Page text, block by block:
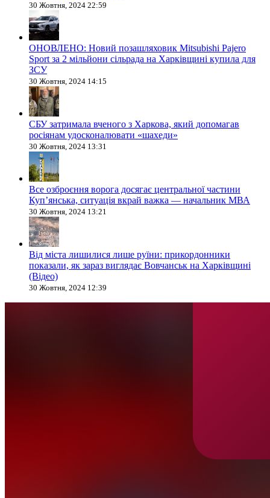
30 Жовтня, 2024 22:59
ОНОВЛЕНО: Новий позашляховик Mitsubishi Pajero
Sport за 2 мільйони сільрада на Харківщині купила для
ЗСУ
30 Жовтня, 2024 14:15
СБУ затримала вченого з Харкова, який допомагав
росіянам удосконалювати «шахеди»
30 Жовтня, 2024 13:31
Все озброєння ворога досягає центральної частини
Куп’янська, ситуація вкрай важка — начальник МВА
30 Жовтня, 2024 13:21
Від міста лишилися лише руїни: прикордонники
показали, як зараз виглядає Вовчанськ на Харківщині
(Відео)
30 Жовтня, 2024 12:39